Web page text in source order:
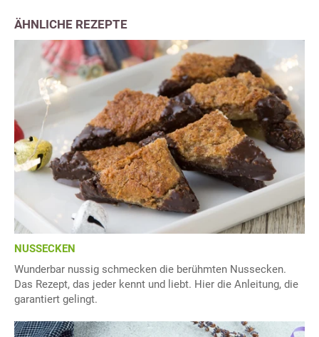
ÄHNLICHE REZEPTE
NUSSECKEN
Wunderbar nussig schmecken die berühmten Nussecken.
Das Rezept, das jeder kennt und liebt. Hier die Anleitung, die
garantiert gelingt.